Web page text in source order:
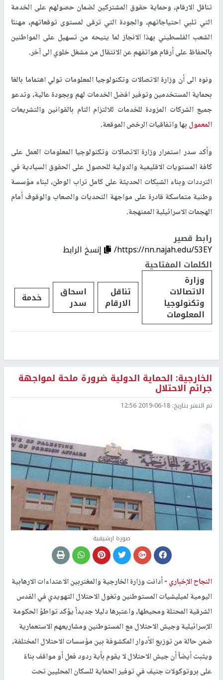
تناقل الارقام، وحماية حقوق المشتركين لضمان حصولهم على الخدمة
التي تلبي احتياجاتهم، والجودة التي ترقى لمستوى توقعاتهم، مهنئا
الشعب الفلسطيني بهذا الانجاز لما يتيحه من تسهيل على المواطنين
بالحفاظ على أرقام هواتفهم عن الانتقال من مشغل خلوي الى آخر.
ونوه الى أن وزارة الاتصالات وتكنولوجيا المعلومات تولي اهتماما بالغا
بحماية المستخدمين وتوفير افضل الخدمات لهم وبجودة عالية، وتدعو
جميع الشركات المزودة للخدمات للالتزام التام بالقوانين والتشريعات
المعمولبها واتفاقيات الرخص الموقعة.
وأكد سدر استمرار وزارة الاتصالات وتكنولوجيا المعلومات العمل على
كافة المستويات الاقليمية والدولية للحصول على الحقوق السيادية في
الترددات وبناء الشبكات الحديثة على كامل تراب الوطن، لبناء مؤسسة
وطنية متماسكة قادرة على مواجهة التحديات والصعاب والوقوف أمام
الهجمات الاسرائيلية الممنهجة.
رابط قصير
https://nn.najah.edu/53EY/
إنسخ الرابط
الكلمات المفتاحية
وزارة
الاتصالات
وتكنولوجيا
المعلومات
تناقل
الارقام
اسحاق
سدر خدمة
الخارجية: الحماية الدولية ضرورة ملحة لمواجهة
جرائم الاحتلال
تم النشر بتاريخ: 2019-06-18 12:56
صورة ارشيفية
النجاح الإخباري -أدانت وزارة الخارجية والمغتربين الاعتداءات الارهابية
اليومية لميليشيات المستوطنين وتغول الاحتلال التهويدي في القدس
الشرقية المحتلة ومحيطها، واعتبرها دليلا جديداً يؤكد تواطؤ الحكومة
الإسرائيلية وجيش الاحتلال مع المستوطنين ومشاريعهم الاستعمارية
ضمن حالة من توزيع الأدوار المكشوفة بين مؤسسات الاحتلال المختلفة،
ويثبت أيضاً أن جيش الاحتلال لا يقوم بأية ردود فعل أو مواقف بناءً
على بروتوكولات جنيف في توفير الحماية للسكان المحليين تحت